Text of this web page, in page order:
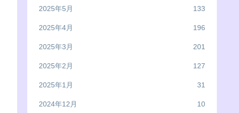
2025年5月 133
2025年4月 196
2025年3月 201
2025年2月 127
2025年1月 31
2024年12月 10